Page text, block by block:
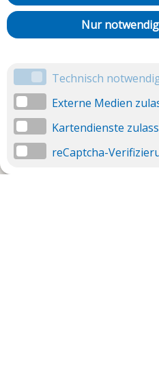
Nur
Technisch
Externe Medien
Kartendienste
reCaptcha-